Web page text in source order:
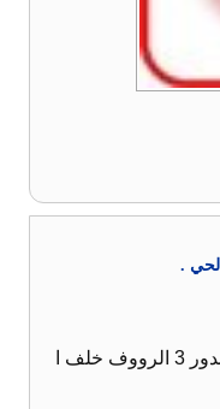
رووف معروض للبيع بفيلا غير مبني الدور 3 الرووف خلف ا